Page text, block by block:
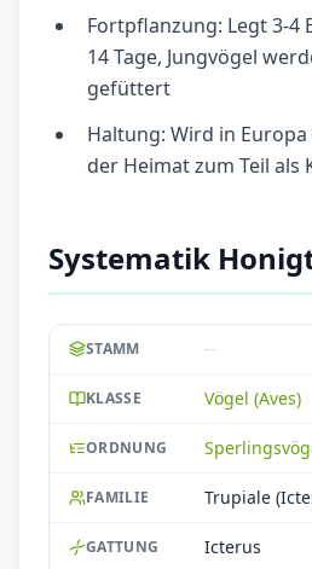
Fortpflanzung: Legt 3-4
14 Tage, Jungvögel
gefüttert
Haltung: Wird in
der Heimat zum Teil als
Systematik
STAMM --
KLASSE Vögel (Aves)
ORDNUNG
FAMILIE Trupiale
GATTUNG Icterus